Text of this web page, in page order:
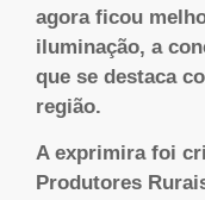
agora ficou
iluminação, a
que se destaca
região.
A exprimira foi
Produtores